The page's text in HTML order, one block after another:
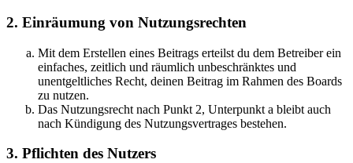
2. Einräumung von Nutzungsrechten
Mit dem Erstellen eines Beitrags erteilst du dem Betreiber ein
einfaches, zeitlich und räumlich unbeschränktes und
unentgeltliches Recht, deinen Beitrag im Rahmen des Boards
zu nutzen.
Das Nutzungsrecht nach Punkt 2, Unterpunkt a bleibt auch
nach Kündigung des Nutzungsvertrages bestehen.
3. Pflichten des Nutzers